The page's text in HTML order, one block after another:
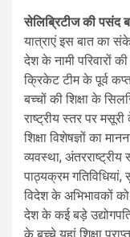
सेलिब्रिटीज की पसंद
यात्राएं इस बात का
देश के नामी परिवारों
क्रिकेट टीम के पूर्व
बच्चों की शिक्षा के
राष्ट्रीय स्तर पर
शिक्षा विशेषज्ञों का
व्यवस्था,
पाठ्यक्रम
विदेश के अभिभावकों
देश के कई बड़े